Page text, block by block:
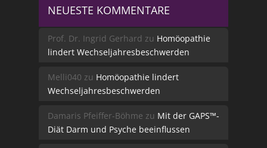
NEUESTE KOMMENTARE
Prof. Dr. Ingrid Gerhard zu Homöopathie
lindert Wechseljahresbeschwerden
Melli040 zu Homöopathie lindert
Wechseljahresbeschwerden
Damaris Pfeiffer-Böhme zu Mit der GAPS™-
Diät Darm und Psyche beeinflussen